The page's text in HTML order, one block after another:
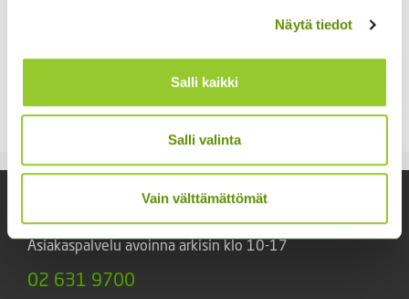
Näytä tiedot
Salli kaikki
Salli valinta
Vain välttämättömät
3,00€ Sisältää arvonlisäveron
Asiakaspalvelu avoinna arkisin klo 10-17
02 631 9700